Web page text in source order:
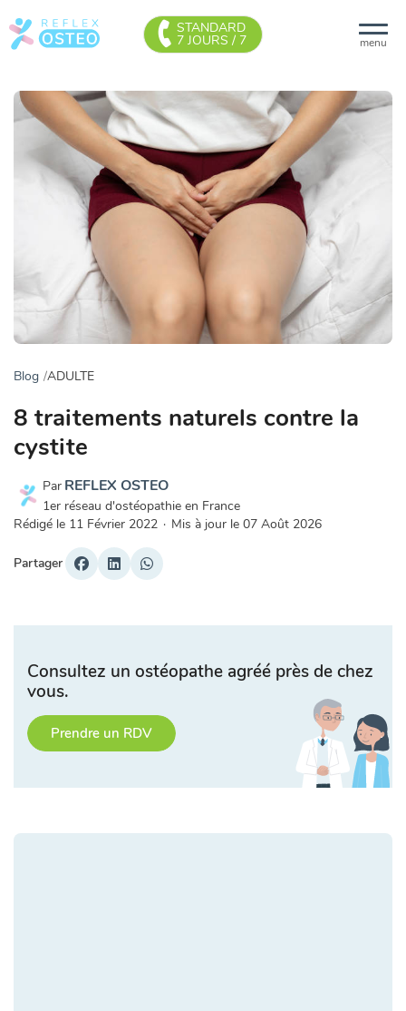
menu
STANDARD
7 JOURS / 7
Blog ADULTE
8 traitements naturels contre la
cystite
Par REFLEX OSTEO
1er réseau d'ostéopathie en France
Rédigé le 11 Février 2022 · Mis à jour le 07 Août 2026
Partager
Consultez un ostéopathe agréé près de chez
vous.
Prendre un RDV